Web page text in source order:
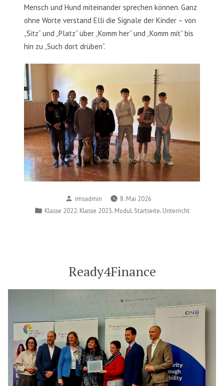
Mensch und Hund miteinander sprechen können. Ganz
ohne Worte verstand Elli die Signale der Kinder – von
„Sitz“ und „Platz“ über „Komm her“ und „Komm mit“ bis
hin zu „Such dort drüben“.
Posted
by
imsadmin
8. Mai 2026
Posted
Klasse 2022 Klasse 2023 Modul Startseite Unterricht
Ready4Finance